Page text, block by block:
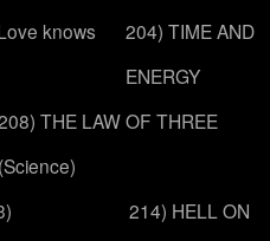
knows
204) TIME AND
ENERGY
THE LAW OF THREE
(Science)
214) HELL ON